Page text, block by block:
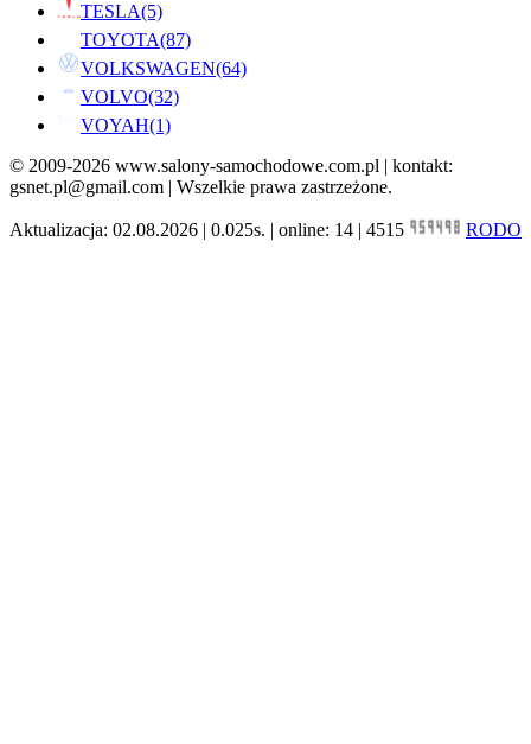
TESLA(5)
TOYOTA(87)
VOLKSWAGEN(64)
VOLVO(32)
VOYAH(1)
© 2009-2026 www.salony-samochodowe.com.pl | kontakt:
gsnet.pl@gmail.com | Wszelkie prawa zastrzeżone.
Aktualizacja: 02.08.2026 | 0.025s. | online: 14 | 4515 RODO